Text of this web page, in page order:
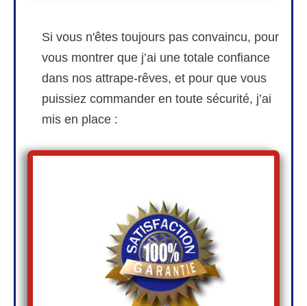
Si vous n'êtes toujours pas convaincu, pour
vous montrer que j’ai une totale confiance
dans nos attrape-rêves, et pour que vous
puissiez commander en toute sécurité, j’ai
mis en place :